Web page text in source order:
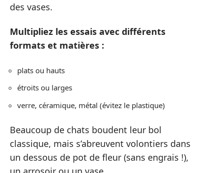
des vases.
Multipliez les essais avec différents
formats et matières :
plats ou hauts
étroits ou larges
verre, céramique, métal (évitez le plastique)
Beaucoup de chats boudent leur bol
classique, mais s’abreuvent volontiers dans
un dessous de pot de fleur (sans engrais !),